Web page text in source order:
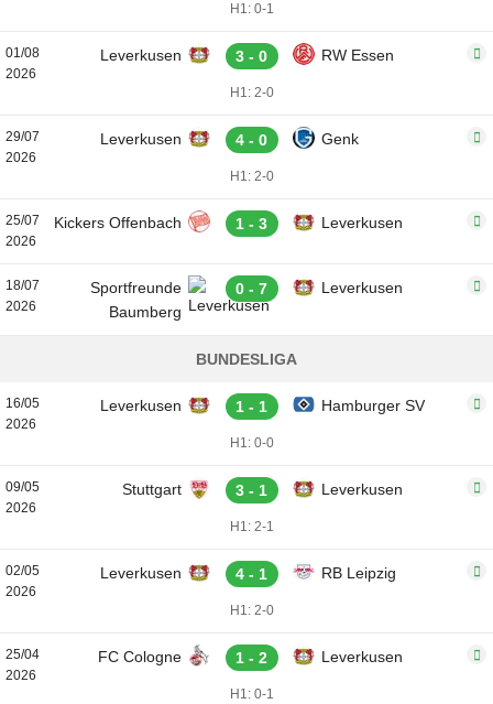
H1: 0-1
01/08
2026
Leverkusen 3 - 0 RW Essen
H1: 2-0
29/07
2026
Leverkusen 4 - 0 Genk
H1: 2-0
25/07
2026
Kickers Offenbach 1 - 3 Leverkusen
18/07
2026
Sportfreunde
Baumberg
0 - 7 Leverkusen
BUNDESLIGA
16/05
2026
Leverkusen 1 - 1 Hamburger SV
H1: 0-0
09/05
2026
Stuttgart 3 - 1 Leverkusen
H1: 2-1
02/05
2026
Leverkusen 4 - 1 RB Leipzig
H1: 2-0
25/04
2026
FC Cologne 1 - 2 Leverkusen
H1: 0-1